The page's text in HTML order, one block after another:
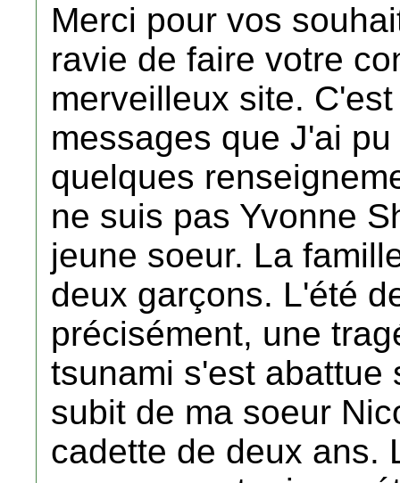
Merci pour vos
ravie de faire votre
merveilleux site.
messages que J'ai
quelques
ne suis pas Yvonne
jeune soeur. La
deux garçons. L'été
précisément, une
tsunami s'est abattue
subit de ma soeur
cadette de deux ans.